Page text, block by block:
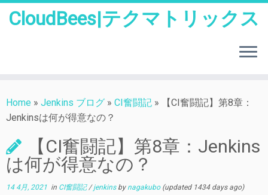
to
content
CloudBees|テクマトリックス
Home » Jenkins ブログ » CI奮闘記 »
【CI奮闘記】第8章：
Jenkinsは何が得意なの？
【CI奮闘記】第8章：Jenkins
は何が得意なの？
14 4月, 2021 in CI奮闘記/jenkins by nagakubo(updated 1434 days ago)